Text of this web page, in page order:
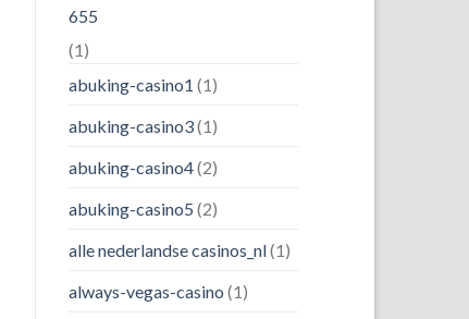
655
(1)
abuking-casino1 (1)
abuking-casino3(1)
abuking-casino4(2)
abuking-casino5 (2)
alle nederlandse casinos_nl(1)
always-vegas-casino (1)